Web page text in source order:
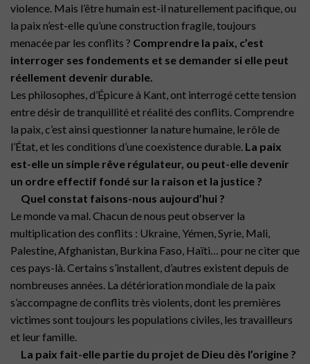
violence. Mais l’être humain est-il naturellement pacifique, ou
la paix n’est-elle qu’une construction fragile, toujours
menacée par les conflits ? Comprendre la paix, c’est
interroger ses fondements et se demander si elle peut
réellement devenir durable.
Les philosophes, d’Épicure à Kant, ont interrogé cette tension
entre désir de tranquillité et réalité des conflits. Comprendre
la paix, c’est ainsi questionner la nature humaine, le rôle de
l’État, et les conditions d’une coexistence durable. La paix
est-elle un simple rêve régulateur, ou peut-elle devenir
un ordre effectif fondé sur la raison et la justice ?
Quel constat faisons-nous aujourd’hui ?
Le monde va mal. Chacun de nous peut observer la
multiplication des conflits : Ukraine, Yémen, Syrie, Mali,
Palestine, Afghanistan, Burkina Faso, Haïti… pour ne citer que
ces pays-là. Certains s’installent, d’autres existent depuis de
nombreuses années. La détérioration mondiale de la paix
s’accompagne de conflits très violents, dont les premières
victimes sont toujours les populations civiles, les travailleurs
et leur famille.
La paix fait-elle partie du projet de Dieu dès l’origine ?